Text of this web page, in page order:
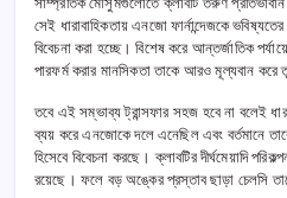
সেই ধারাবাহিকতায় এনজো ফার্নান্দেজকে
বিবেচনা করা হচ্ছে। বিশেষ করে আন্তর্জাতিক
পারফর্ম করার মানসিকতা তাকে আরও মূল্যবান করে
তবে এই সম্ভাব্য ট্রান্সফার সহজ হবে না বলেই
ব্যয় করে এনজোকে দলে এনেছিল এবং বর্তমানে
হিসেবে বিবেচনা করছে। ক্লাবটির দীর্ঘমেয়াদি
রয়েছে। ফলে বড় অঙ্কের প্রস্তাব ছাড়া চেলসি